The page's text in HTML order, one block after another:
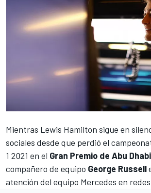
Mientras Lewis Hamilton sigue en
sociales desde que perdió el
1 2021 en el Gran Premio de Abu Dhabi
compañero de equipo George Russell
atención del equipo Mercedes en